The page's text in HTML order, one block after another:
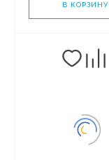
В КОРЗИНУ